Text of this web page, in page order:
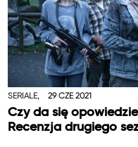
SERIALE, 29 CZE 2021
Czy da się
Recenzja drugiego